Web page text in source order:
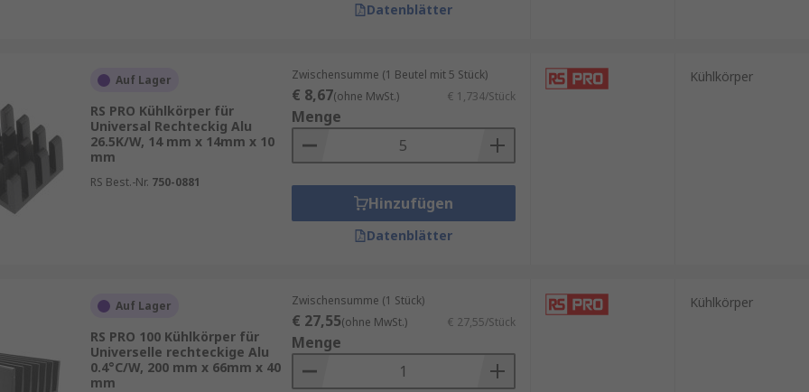
Datenblätter
Auf Lager
RS PRO Kühlkörper für
Universal Rechteckig Alu
26.5K/W, 14 mm x 14mm x 10
mm
RS Best.-Nr. 750-0881
Zwischensumme (1 Beutel mit 5 Stück)
€ 8,67(ohne MwSt.) € 1,734/Stück
Menge
Hinzufügen
Datenblätter
Kühlkörper
Auf Lager
RS PRO 100 Kühlkörper für
Universelle rechteckige Alu
0.4°C/W, 200 mm x 66mm x 40
mm
Zwischensumme (1 Stück)
€ 27,55(ohne MwSt.) € 27,55/Stück
Menge
Kühlkörper